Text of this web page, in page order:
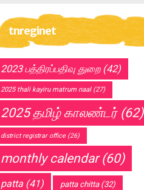
tnreginet
2023 பத்திரப்பதிவு துறை(42)
2025 thali kayiru matrum naal(27)
2025 தமிழ் காலண்டர்(62)
district registrar office (26)
monthly calendar(60)
patta (41) patta chitta(32)